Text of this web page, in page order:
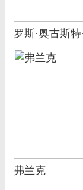
罗斯·奥古斯特
弗兰克